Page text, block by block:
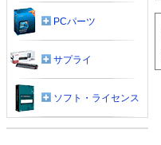
PCパーツ
サプライ
ソフト・ライセンス